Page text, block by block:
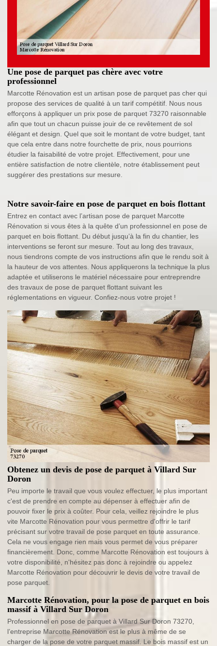
Une pose de parquet pas chère avec votre
professionnel
Marcotte Rénovation est un artisan pose de parquet pas cher qui
propose des services de qualité à un tarif compétitif. Nous nous
efforçons à appliquer un prix pose de parquet 73270 raisonnable
afin que tout un chacun puisse jouir de ce revêtement de sol
élégant et design. Quel que soit le montant de votre budget, tant
que cela entre dans notre fourchette de prix, nous pourrions
étudier la faisabilité de votre projet. Effectivement, pour une
entière satisfaction de notre clientèle, notre établissement peut
suggérer des prestations sur mesure.
Notre savoir-faire en pose de parquet en bois flottant
Entrez en contact avec l’artisan pose de parquet Marcotte
Rénovation si vous êtes à la quête d’un professionnel en pose de
parquet en bois flottant. Du début jusqu’à la fin du chantier, les
interventions se feront sur mesure. Tout au long des travaux,
nous tiendrons compte de vos instructions afin que le rendu soit à
la hauteur de vos attentes. Nous appliquerons la technique la plus
adaptée et utiliserons le matériel nécessaire pour entreprendre
des travaux de pose de parquet flottant suivant les
réglementations en vigueur. Confiez-nous votre projet !
Obtenez un devis de pose de parquet à Villard Sur
Doron
Peu importe le travail que vous voulez effectuer, le plus important
c'est de prendre en compte au dépenser à effectuer afin de
pouvoir fixer le prix à coûter. Pour cela, veillez rejoindre le plus
vite Marcotte Rénovation pour vous permettre d'offrir le tarif
précisant sur votre travail de pose parquet en toute assurance.
Cela ne vous engage rien mais vous permet de vous préparer
financièrement. Donc, comme Marcotte Rénovation est toujours à
votre disponibilité, n'hésitez pas donc à rejoindre ou appelez
Marcotte Rénovation pour découvrir le devis de votre travail de
pose parquet.
Marcotte Rénovation, pour la pose de parquet en bois
massif à Villard Sur Doron
Professionnel en pose de parquet à Villard Sur Doron 73270,
l’entreprise Marcotte Rénovation est le plus à même de se
charger de la pose de votre parquet massif. Le bois massif est un